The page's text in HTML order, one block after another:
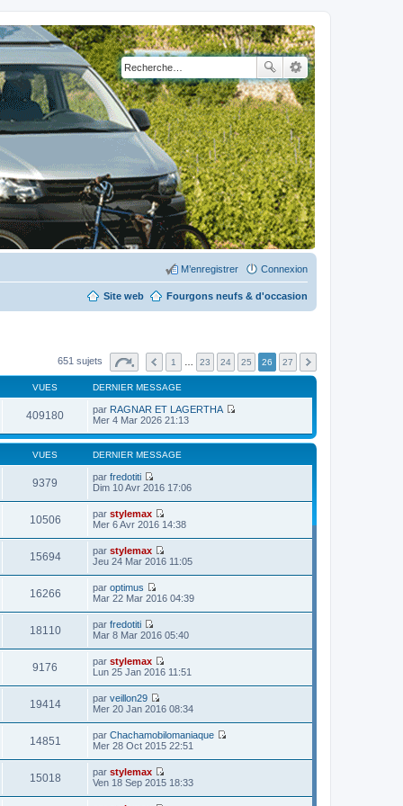
Connexion
M’enregistrer
Fourgons neufs & d'occasion
Site web
651 sujets 1 23 24 25 26 27
VUES DERNIER MESSAGE
409180 par RAGNAR ET LAGERTHA
i
r
e
g
Mer 4 Mar 2026 21:13
VUES DERNIER MESSAGE
9379 par fredotiti
V
r
l
e
d
e
n
i
e
r
e
s
s
a
e
Dim 10 Avr 2016 17:06
10506 par stylemax
V
l
e
e
i
e
r
e
s
a
Mer 6 Avr 2016 14:38
15694 par stylemax
V
l
e
e
i
e
r
e
s
s
a
e
Jeu 24 Mar 2016 11:05
16266 par optimus
V
l
e
d
e
n
i
e
r
m
e
s
s
a
Mar 22 Mar 2016 04:39
18110 par fredotiti
V
r
l
e
d
e
n
i
e
r
m
e
s
Mar 8 Mar 2016 05:40
9176 par stylemax
V
l
e
d
e
i
e
r
Lun 25 Jan 2016 11:51
19414 par veillon29
V
r
l
e
d
e
Mer 20 Jan 2016 08:34
14851 par Chachamobilomaniaque
e
Mer 28 Oct 2015 22:51
15018 par stylemax
V
Ven 18 Sep 2015 18:33